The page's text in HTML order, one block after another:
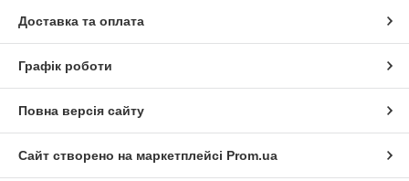
Доставка та оплата
Графік роботи
Повна версія сайту
Сайт створено на маркетплейсі Prom.ua